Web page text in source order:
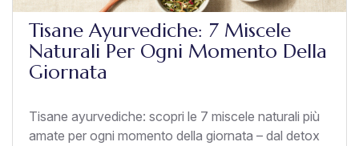
Tisane Ayurvediche: 7 Miscele
Naturali Per Ogni Momento Della
Giornata
Tisane ayurvediche: scopri le 7 miscele naturali più
amate per ogni momento della giornata – dal detox